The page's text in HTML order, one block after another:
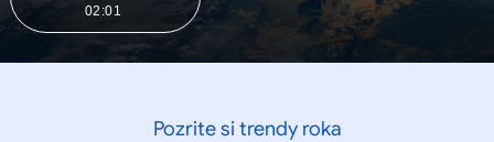
02:01
Pozrite si trendy roka